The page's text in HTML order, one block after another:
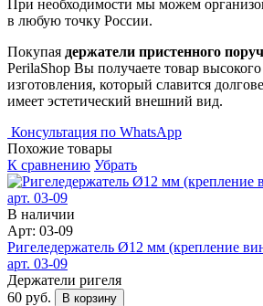
При необходимости мы можем
в любую точку России.
Покупая держатели пристенного
PerilaShop Вы получаете товар высокого
изготовления, который славится
имеет эстетический внешний вид.
Консультация по WhatsApp
Похожие товары
К сравнению Убрать
В наличии
Арт: 03-09
Ригеледержатель Ø12 мм (крепление
арт. 03-09
Держатели ригеля
60 руб.
В корзину